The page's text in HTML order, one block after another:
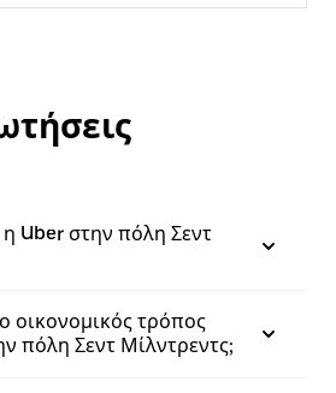
η Uber στην πόλη Σεντ
οικονομικός τρόπος
πόλη Σεντ Μίλντρεντς;